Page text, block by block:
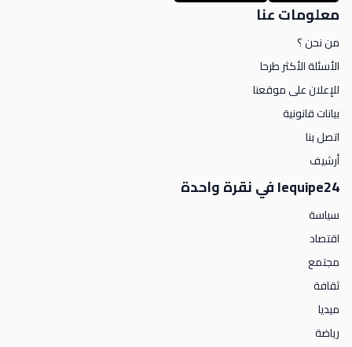
معلومات عنا
من نحن ؟
الأسئلة الأكثر طرحا
للإعلان على موقعنا
بيانات قانونية
اتصل بنا
أرشيف
lequipe24 في نقرة واحدة
سياسة
اقتصاد
مجتمع
ثقافة
ميديا
رياضة